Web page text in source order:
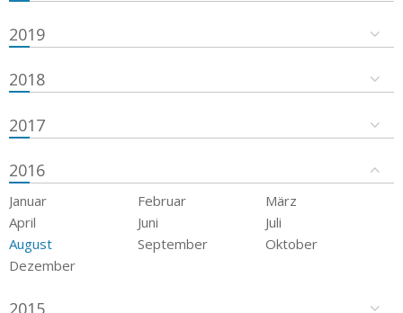
2019
2018
2017
2016
Januar Februar
März
April
Juni
Juli
August
September
Oktober
Dezember
2015